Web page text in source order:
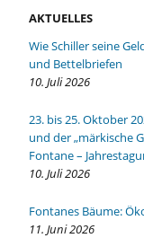
AKTUELLES
Wie Schiller seine
und Bettelbriefen
10. Juli 2026
23. bis 25. Oktober
und der „märkische
Fontane –
10. Juli 2026
Fontanes Bäume:
11. Juni 2026